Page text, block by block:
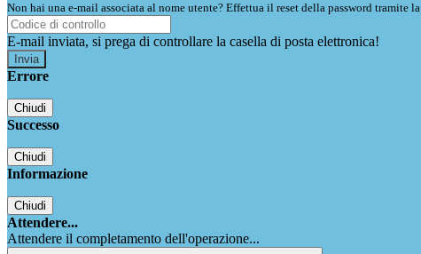
Non hai una e-mail associata al nome utente? Effettua il reset della password tramite la
E-mail inviata, si prega di controllare la casella di posta elettronica!
Errore
Chiudi
Successo
Chiudi
Informazione
Chiudi
Attendere...
Attendere il completamento dell'operazione...